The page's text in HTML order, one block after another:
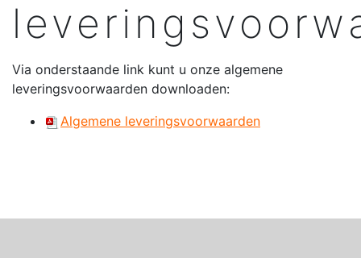
Via onderstaande link kunt u onze algemene
leveringsvoorwaarden downloaden:
Algemene leveringsvoorwaarden